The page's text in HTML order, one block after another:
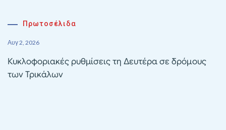
Πρωτοσέλιδα
Αυγ 2, 2026
Κυκλοφοριακές ρυθμίσεις τη Δευτέρα σε δρόμους
των Τρικάλων